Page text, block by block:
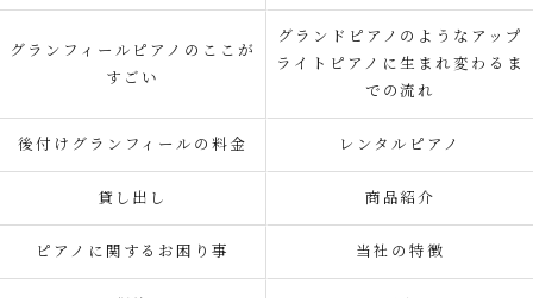
グランフィールピアノのここが
すごい
グランドピアノのようなアップ
ライトピアノに生まれ変わるま
での流れ
後付けグランフィールの料金 レンタルピアノ
貸し出し 商品紹介
ピアノに関するお困り事 当社の特徴